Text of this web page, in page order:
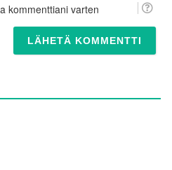
kommenttiani varten